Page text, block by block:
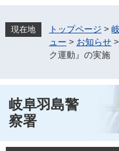
す
し
トップページ >
ュー > お知らせ>
ク運動』の実施
岐阜羽島警
察署